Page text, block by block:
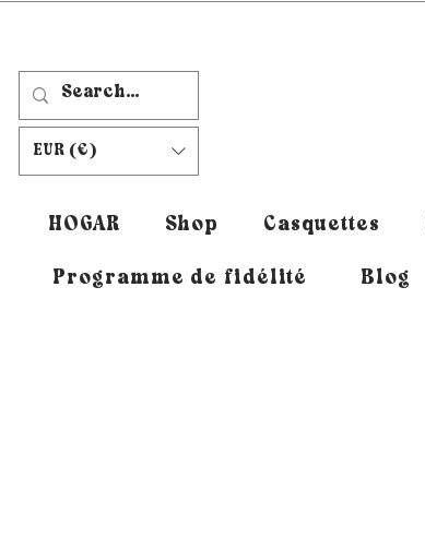
EUR (€)
HOGAR Shop Casquettes
Programme de fidélité Blog